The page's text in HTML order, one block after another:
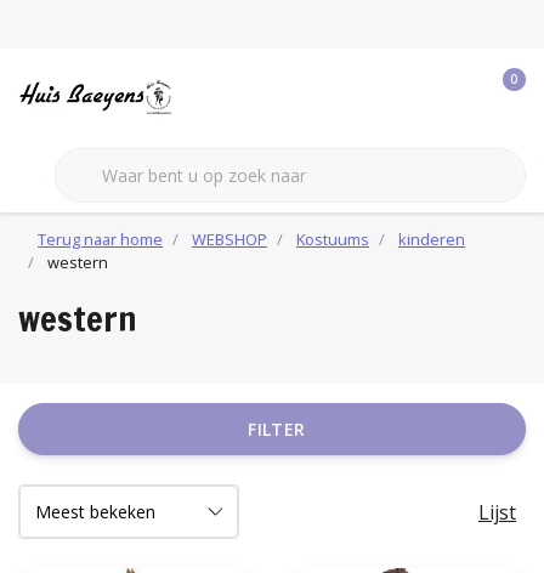
0
Terug naar home WEBSHOP Kostuums
kinderen
western
western
FILTER
Lijst